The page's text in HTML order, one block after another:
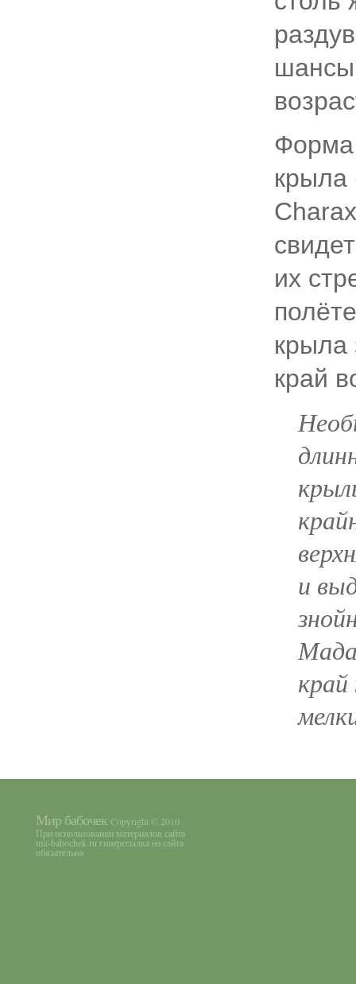
шансы
Форма
крыла
их
крыла
край
и
Мир бабочек Copyright © 2010
При использовании материалов сайта
mir-babochek.ru гиперссылка на сайта
обязательна